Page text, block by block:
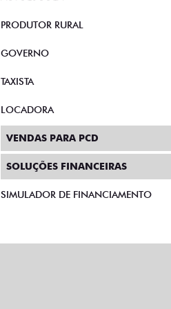
PRODUTOR RURAL
GOVERNO
TAXISTA
LOCADORA
VENDAS PARA PCD
SOLUÇÕES FINANCEIRAS
SIMULADOR DE FINANCIAMENTO